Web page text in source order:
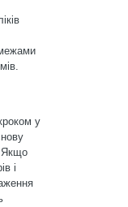
у
Якщо
і